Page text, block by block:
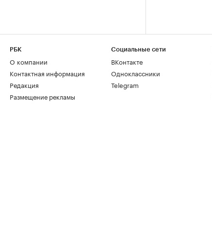
РБК
О компании
Контактная информация
Редакция
Размещение рекламы
Социальные сети
ВКонтакте
Одноклассники
Telegram